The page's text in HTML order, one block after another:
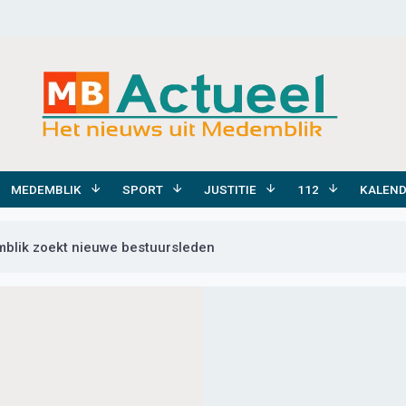
MEDEMBLIK SPORT JUSTITIE 112
zoekt nieuwe bestuursleden